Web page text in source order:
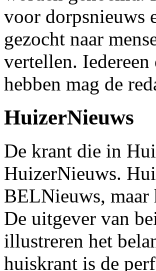
voor dorpsnieuws
gezocht naar
vertellen. Iedereen
hebben mag de
HuizerNieuws
De krant die in
HuizerNieuws.
BELNieuws, maar
De uitgever van
illustreren het
huiskrant is de